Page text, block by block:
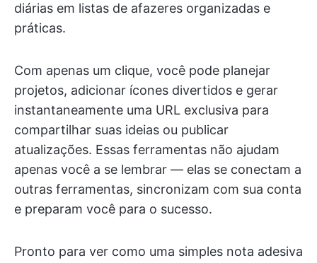
diárias em listas de afazeres organizadas e
práticas.
Com apenas um clique, você pode planejar
projetos, adicionar ícones divertidos e gerar
instantaneamente uma URL exclusiva para
compartilhar suas ideias ou publicar
atualizações. Essas ferramentas não ajudam
apenas você a se lembrar — elas se conectam a
outras ferramentas, sincronizam com sua conta
e preparam você para o sucesso.
Pronto para ver como uma simples nota adesiva